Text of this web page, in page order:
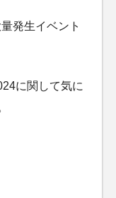
発生イベント
に関して気に